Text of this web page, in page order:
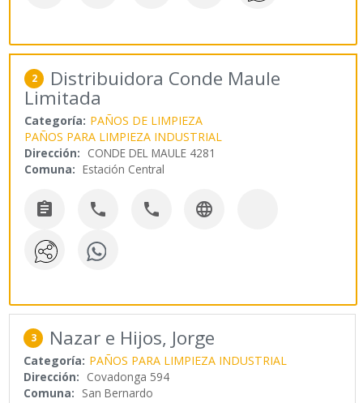
2 Distribuidora Conde Maule
Limitada
Categoría: PAÑOS DE LIMPIEZA
PAÑOS PARA LIMPIEZA INDUSTRIAL
Dirección: CONDE DEL MAULE 4281
Comuna: Estación Central
   
3 Nazar e Hijos, Jorge
Categoría: PAÑOS PARA LIMPIEZA INDUSTRIAL
Dirección: Covadonga 594
Comuna: San Bernardo